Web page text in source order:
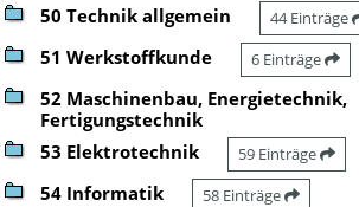
50 Technik allgemein 44 Einträge
51 Werkstoffkunde 6 Einträge
52 Maschinenbau, Energietechnik,
Fertigungstechnik
53 Elektrotechnik 59 Einträge
54 Informatik 58 Einträge